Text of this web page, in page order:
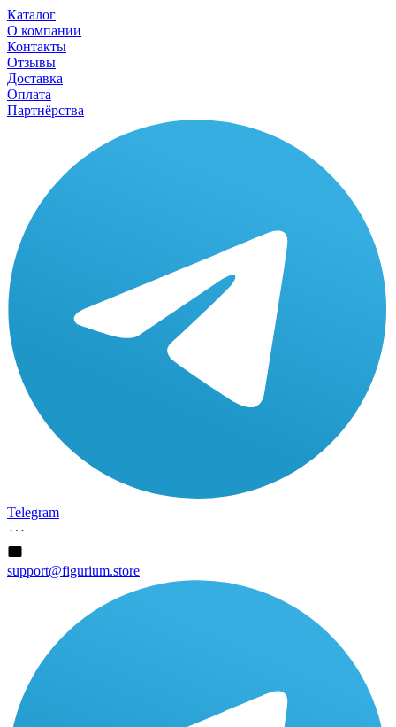
Каталог
О компании
Контакты
Отзывы
Доставка
Оплата
Партнёрства
Telegram
support@figurium.store